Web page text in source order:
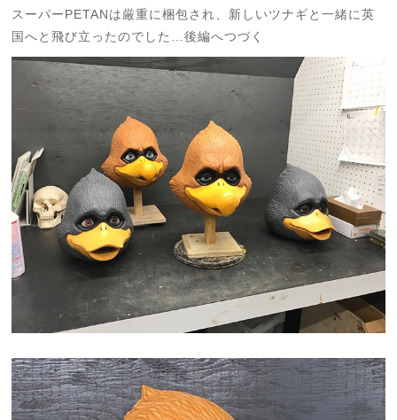
スーパーPETANは厳重に梱包され、新しいツナギと一緒に英
国へと飛び立ったのでした…後編へつづく